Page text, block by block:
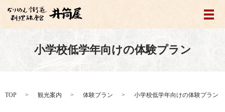
メ
小学校低学年向けの体験プラン
TOP 観光案内 体験プラン 小学校低学年向けの体験プラン